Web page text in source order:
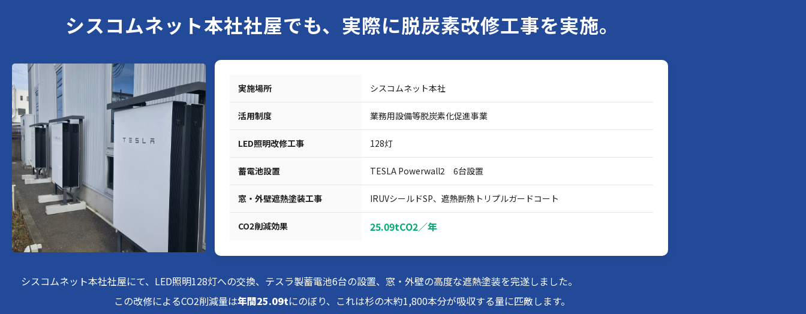
シスコムネット本社社屋でも、実際に脱炭素改修工事を実施。
実施場所 シスコムネット本社
活用制度 業務用設備等脱炭素化促進事業
LED照明改修工事 128灯
蓄電池設置 TESLA Powerwall2 6台設置
窓・外壁遮熱塗装工事 IRUVシールドSP、遮熱断熱トリプルガードコート
CO2削減効果 25.09tCO2／年
シスコムネット本社社屋にて、LED照明128灯への交換、テスラ製蓄電池6台の設置、窓・外壁の高度な遮熱塗装を完遂しました。
この改修によるCO2削減量は年間25.09tにのぼり、これは杉の木約1,800本分が吸収する量に匹敵します。